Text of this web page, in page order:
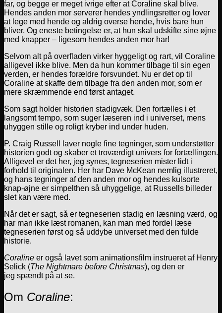
far, og begge er meget ivrige efter at Coraline skal blive.
Hendes anden mor serverer hendes yndlingsretter og lover
at lege med hende og aldrig overse hende, hvis bare hun
bliver. Og eneste betingelse er, at hun skal udskifte sine øjne
med knapper – ligesom hendes anden mor har!
Selvom alt på overfladen virker hyggeligt og rart, vil Coraline
alligevel ikke blive. Men da hun kommer tilbage til sin egen
verden, er hendes forældre forsvundet. Nu er det op til
Coraline at skaffe dem tilbage fra den anden mor, som er
mere skræmmende end først antaget.
Som sagt holder historien stadigvæk. Den fortælles i et
langsomt tempo, som suger læseren ind i universet, mens
uhyggen stille og roligt kryber ind under huden.
P. Craig Russell laver nogle fine tegninger, som understøtter
historien godt og skaber et troværdigt univers for fortællingen.
Alligevel er det her, jeg synes, tegneserien mister lidt i
forhold til originalen. Her har Dave McKean nemlig illustreret,
og hans tegninger af den anden mor og hendes kulsorte
knap-øjne er simpelthen så uhyggelige, at Russells billeder
slet kan være med.
Når det er sagt, så er tegneserien stadig en læsning værd, og
har man ikke læst romanen, kan man med fordel læse
tegneserien først og så uddybe universet med den fulde
historie.
Coraline er også lavet som animationsfilm instrueret af Henry
Selick (The Nightmare before Christmas), og den er
jeg spændt på at se.
Om Coraline: